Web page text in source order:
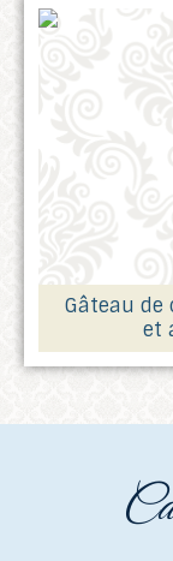
Gâteau de
et